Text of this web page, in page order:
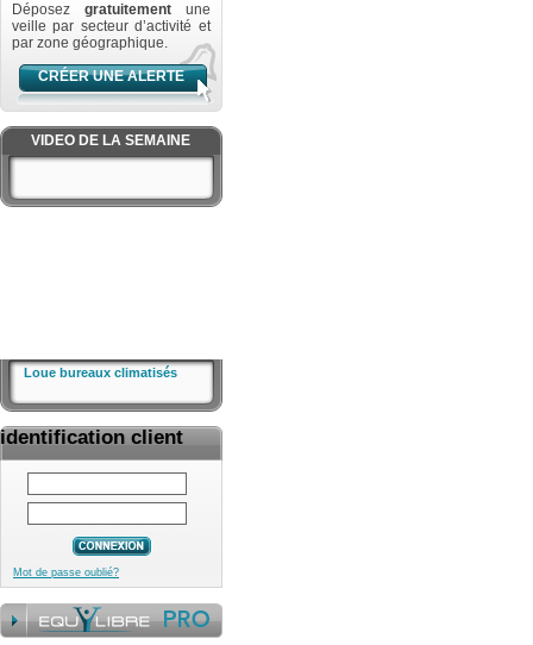
Déposez gratuitement une
veille par secteur d’activité et
par zone géographique.
CRÉER UNE ALERTE
VIDEO DE LA SEMAINE
Loue bureaux climatisés
identification client
Mot de passe oublié?